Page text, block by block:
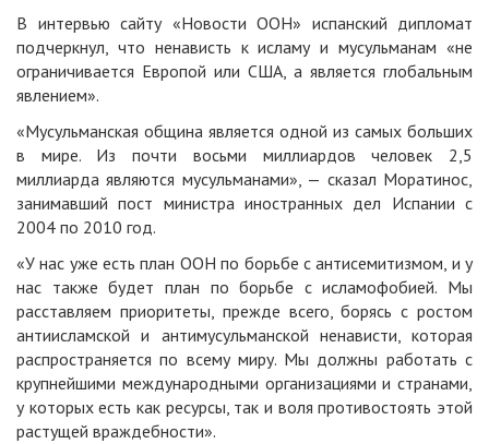
В интервью сайту «Новости ООН» испанский дипломат
подчеркнул, что ненависть к исламу и мусульманам «не
ограничивается Европой или США, а является глобальным
явлением».
«Мусульманская община является одной из самых больших
в мире. Из почти восьми миллиардов человек 2,5
миллиарда являются мусульманами», — сказал Моратинос,
занимавший пост министра иностранных дел Испании с
2004 по 2010 год.
«У нас уже есть план ООН по борьбе с антисемитизмом, и у
нас также будет план по борьбе с исламофобией. Мы
расставляем приоритеты, прежде всего, борясь с ростом
антиисламской и антимусульманской ненависти, которая
распространяется по всему миру. Мы должны работать с
крупнейшими международными организациями и странами,
у которых есть как ресурсы, так и воля противостоять этой
растущей враждебности».